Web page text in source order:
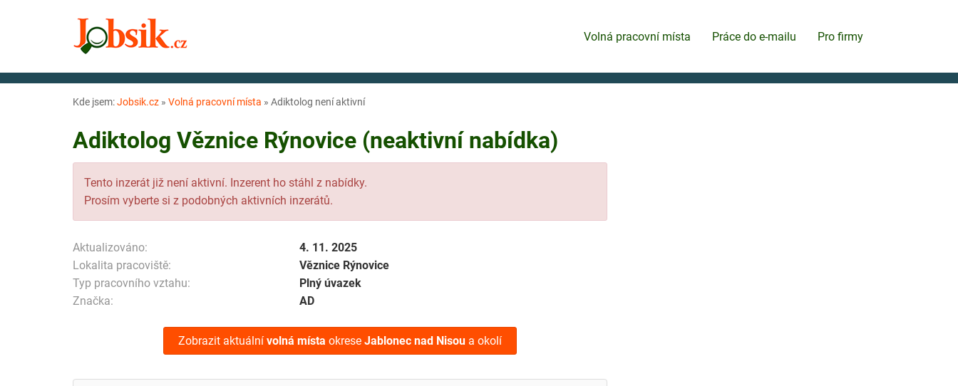
Volná pracovní místa Práce do e-mailu Pro firmy
Kde jsem:Jobsik.cz » Volná pracovní místa » Adiktolog není aktivní
Adiktolog Věznice Rýnovice (neaktivní nabídka)
Tento inzerát již není aktivní. Inzerent ho stáhl z nabídky.
Prosím vyberte si z podobných aktivních inzerátů.
Aktualizováno:
4. 11. 2025
Lokalita pracoviště:
Věznice Rýnovice
Typ pracovního vztahu:
Plný úvazek
Značka:
AD
Zobrazit aktuální volná místa okrese Jablonec nad Nisou a okolí